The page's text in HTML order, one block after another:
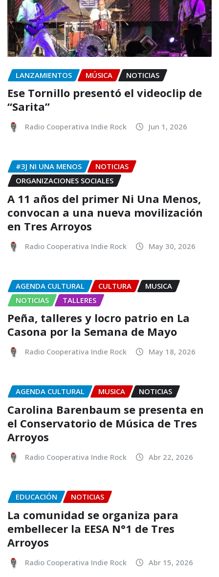
LANZAMIENTOS MÚSICA NOTICIAS
Ese Tornillo presentó el videoclip de
“Sarita”
Radio Cooperativa Indie Rock Jun 1, 2026
#3J NI UNA MENOS
NOTICIAS
ORGANIZACIONES SOCIALES
A 11 años del primer Ni Una Menos,
convocan a una nueva movilización
en Tres Arroyos
Radio Cooperativa Indie Rock May 30, 2026
AGENDA CULTURAL CULTURA
MUSICA
NOTICIAS
TALLERES
Peña, talleres y locro patrio en La
Casona por la Semana de Mayo
Radio Cooperativa Indie Rock May 18, 2026
AGENDA CULTURAL MUSICA NOTICIAS
Carolina Barenbaum se presenta en
el Conservatorio de Música de Tres
Arroyos
Radio Cooperativa Indie Rock Abr 22, 2026
EDUCACIÓN NOTICIAS
La comunidad se organiza para
embellecer la EESA N°1 de Tres
Arroyos
Radio Cooperativa Indie Rock Abr 15, 2026